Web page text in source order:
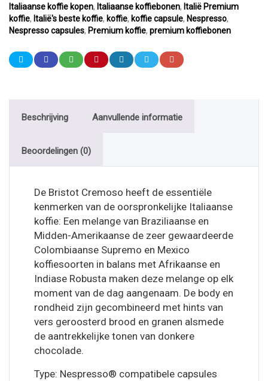
Italiaanse koffie kopen, Italiaanse koffiebonen, Italië Premium
koffie, Italië's beste koffie, koffie, koffie capsule, Nespresso,
Nespresso capsules, Premium koffie, premium koffiebonen
Beschrijving Aanvullende informatie
Beoordelingen (0)
De Bristot Cremoso heeft de essentiële
kenmerken van de oorspronkelijke Italiaanse
koffie: Een melange van Braziliaanse en
Midden-Amerikaanse de zeer gewaardeerde
Colombiaanse Supremo en Mexico
koffiesoorten in balans met Afrikaanse en
Indiase Robusta maken deze melange op elk
moment van de dag aangenaam. De body en
rondheid zijn gecombineerd met hints van
vers geroosterd brood en granen alsmede
de aantrekkelijke tonen van donkere
chocolade.
Type: Nespresso® compatibele capsules